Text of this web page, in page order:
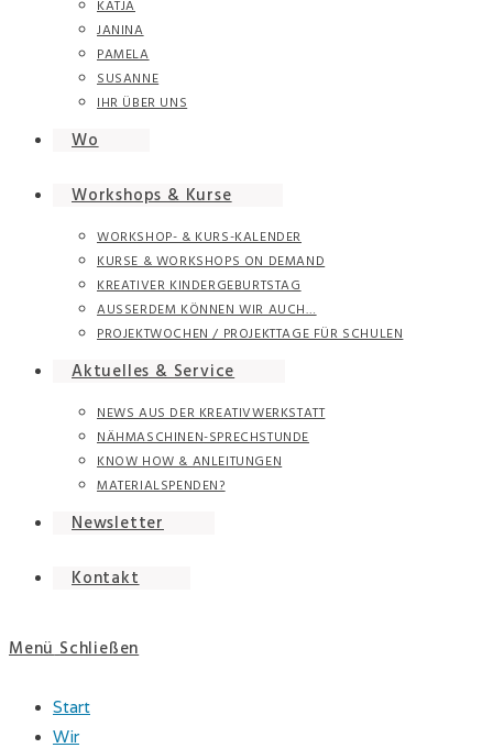
KATJA
JANINA
PAMELA
SUSANNE
IHR ÜBER UNS
Wo
Workshops & Kurse
WORKSHOP- & KURS-KALENDER
KURSE & WORKSHOPS ON DEMAND
KREATIVER KINDERGEBURTSTAG
AUSSERDEM KÖNNEN WIR AUCH…
PROJEKTWOCHEN / PROJEKTTAGE FÜR SCHULEN
Aktuelles & Service
NEWS AUS DER KREATIVWERKSTATT
NÄHMASCHINEN-SPRECHSTUNDE
KNOW HOW & ANLEITUNGEN
MATERIALSPENDEN?
Newsletter
Kontakt
Menü Schließen
Start
Wir